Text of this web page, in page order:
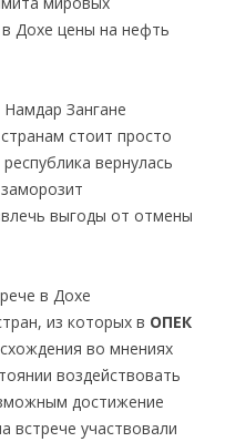
Дохе цены на нефть
Зангане
стоит просто
вернулась
выгоды от отмены
в Дохе
из которых в ОПЕК
во мнениях
воздействовать
достижение
встрече участвовали